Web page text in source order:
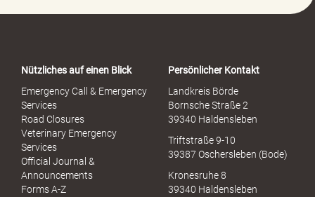
o
Nützliches auf einen Blick
Emergency Call & Emergency
Services
Road Closures
Veterinary Emergency
Services
Official Journal &
Announcements
Forms A-Z
Persönlicher Kontakt
Landkreis Börde
Bornsche Straße 2
39340 Haldensleben
Triftstraße 9-10
39387 Oschersleben (Bode)
Kronesruhe 8
39340 Haldensleben